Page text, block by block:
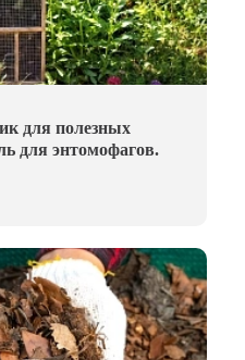
для полезных
для энтомофагов.